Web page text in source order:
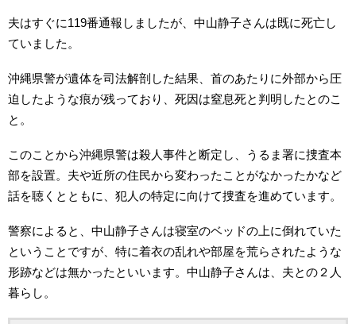
夫はすぐに119番通報しましたが、中山静子さんは既に死亡し
ていました。
沖縄県警が遺体を司法解剖した結果、首のあたりに外部から圧
迫したような痕が残っており、死因は窒息死と判明したとのこ
と。
このことから沖縄県警は殺人事件と断定し、うるま署に捜査本
部を設置。夫や近所の住民から変わったことがなかったかなど
話を聴くとともに、犯人の特定に向けて捜査を進めています。
警察によると、中山静子さんは寝室のベッドの上に倒れていた
ということですが、特に着衣の乱れや部屋を荒らされたような
形跡などは無かったといいます。中山静子さんは、夫との２人
暮らし。